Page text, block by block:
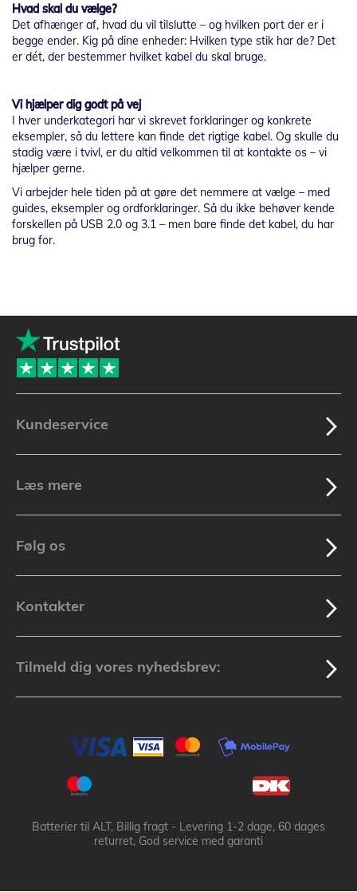
Hvad skal du vælge?
Det afhænger af, hvad du vil tilslutte – og hvilken port der er i
begge ender. Kig på dine enheder: Hvilken type stik har de? Det
er dét, der bestemmer hvilket kabel du skal bruge.
Vi hjælper dig godt på vej
I hver underkategori har vi skrevet forklaringer og konkrete
eksempler, så du lettere kan finde det rigtige kabel. Og skulle du
stadig være i tvivl, er du altid velkommen til at kontakte os – vi
hjælper gerne.
Vi arbejder hele tiden på at gøre det nemmere at vælge – med
guides, eksempler og ordforklaringer. Så du ikke behøver kende
forskellen på USB 2.0 og 3.1 – men bare finde det kabel, du har
brug for.
Kundeservice
Læs mere
Følg os
Kontakter
Tilmeld dig vores nyhedsbrev:
Batterier til ALT, Billig fragt - Levering 1-2 dage, 60 dages
returret, God service med garanti